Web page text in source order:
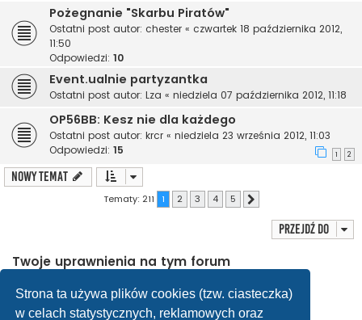
Strona ta używa plików cookies (tzw. ciasteczka)
w celach statystycznych, reklamowych oraz
Pożegnanie "Skarbu Piratów"
Ostatni post autor: chester « czwartek 18 października 2012,
11:50
Odpowiedzi: 10
Event.ualnie partyzantka
Ostatni post autor: Lza « niedziela 07 października 2012, 11:18
OP56BB: Kesz nie dla każdego
Ostatni post autor: krcr « niedziela 23 września 2012, 11:03
Odpowiedzi: 15 1 2
NOWY TEMAT
Tematy: 211 1 2 3 4 5
Przejdź do
Twoje uprawnienia na tym forum
Nie możeszodpowiadać w tematach
Nie możesz
zmieniać swoich postów